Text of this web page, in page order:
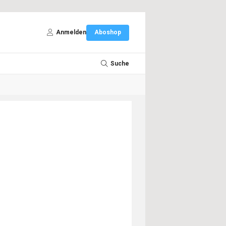
Anmelden Aboshop
Suche